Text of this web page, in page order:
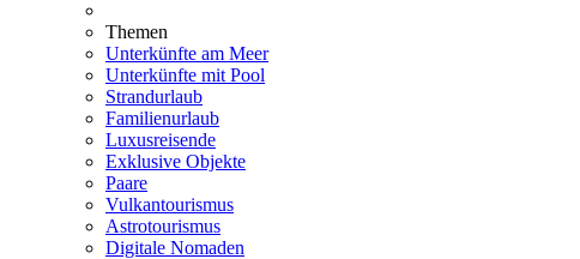
Themen
Unterkünfte am Meer
Unterkünfte mit Pool
Strandurlaub
Familienurlaub
Luxusreisende
Exklusive Objekte
Paare
Vulkantourismus
Astrotourismus
Digitale Nomaden